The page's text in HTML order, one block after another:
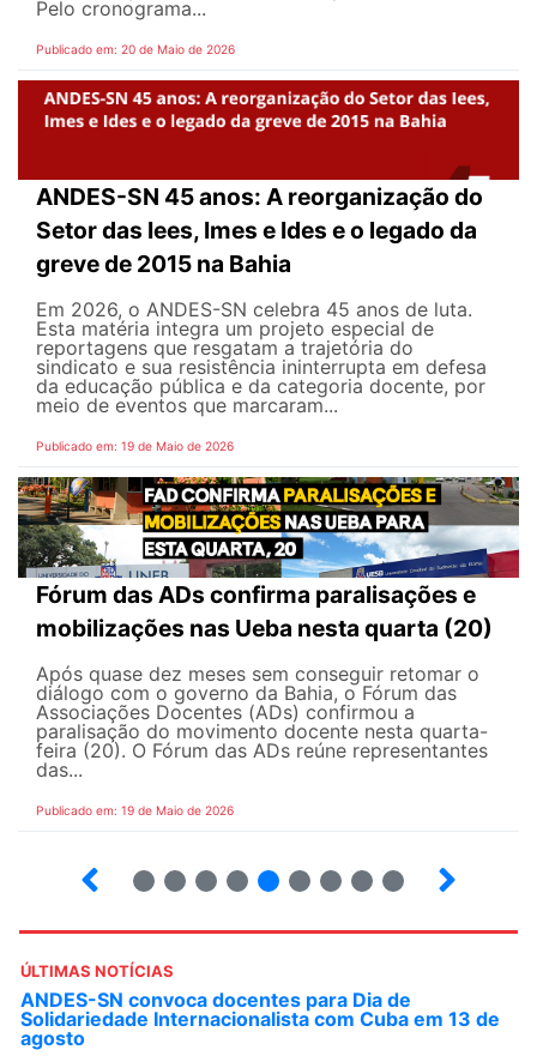
Pelo cronograma...
Publicado em: 20 de Maio de 2026
ANDES-SN 45 anos: A reorganização do
Setor das Iees, Imes e Ides e o legado da
greve de 2015 na Bahia
Em 2026, o ANDES-SN celebra 45 anos de luta.
Esta matéria integra um projeto especial de
reportagens que resgatam a trajetória do
sindicato e sua resistência ininterrupta em defesa
da educação pública e da categoria docente, por
meio de eventos que marcaram...
Publicado em: 19 de Maio de 2026
Fórum das ADs confirma paralisações e
mobilizações nas Ueba nesta quarta (20)
Após quase dez meses sem conseguir retomar o
diálogo com o governo da Bahia, o Fórum das
Associações Docentes (ADs) confirmou a
paralisação do movimento docente nesta quarta-
feira (20). O Fórum das ADs reúne representantes
das...
Publicado em: 19 de Maio de 2026
ÚLTIMAS NOTÍCIAS
ANDES-SN convoca docentes para Dia de
Solidariedade Internacionalista com Cuba em 13 de
agosto